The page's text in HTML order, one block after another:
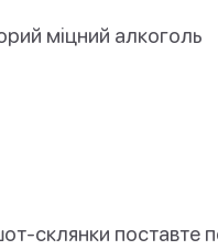
міцний алкоголь
склянки поставте